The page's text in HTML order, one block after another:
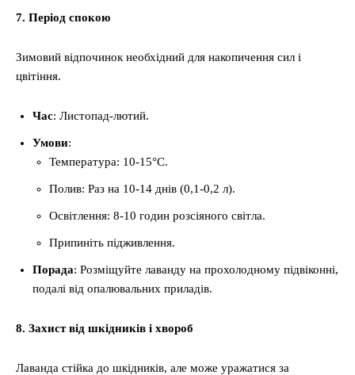
7. Період спокою
Зимовий відпочинок необхідний для накопичення сил і
цвітіння.
Час: Листопад-лютий.
Умови:
Температура: 10-15°C.
Полив: Раз на 10-14 днів (0,1-0,2 л).
Освітлення: 8-10 годин розсіяного світла.
Припиніть підживлення.
Порада: Розміщуйте лаванду на прохолодному підвіконні,
подалі від опалювальних приладів.
8. Захист від шкідників і хвороб
Лаванда стійка до шкідників, але може уражатися за